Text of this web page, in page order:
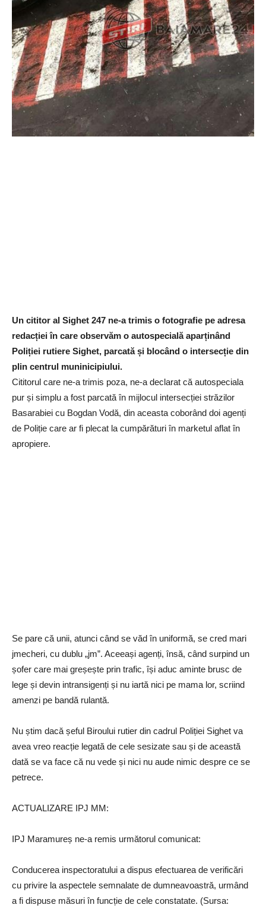
Un cititor al Sighet 247 ne-a trimis o fotografie pe adresa
redacției în care observăm o autospecială aparținând
Poliției rutiere Sighet, parcată și blocând o intersecție din
plin centrul muninicipiului.
Cititorul care ne-a trimis poza, ne-a declarat că autospeciala
pur și simplu a fost parcată în mijlocul intersecției străzilor
Basarabiei cu Bogdan Vodă, din aceasta coborând doi agenți
de Poliție care ar fi plecat la cumpărături în marketul aflat în
apropiere.
Se pare că unii, atunci când se văd în uniformă, se cred mari
jmecheri, cu dublu „jm”. Aceeași agenți, însă, când surpind un
șofer care mai greșește prin trafic, își aduc aminte brusc de
lege și devin intransigenți și nu iartă nici pe mama lor, scriind
amenzi pe bandă rulantă.
Nu știm dacă șeful Biroului rutier din cadrul Poliției Sighet va
avea vreo reacție legată de cele sesizate sau și de această
dată se va face că nu vede și nici nu aude nimic despre ce se
petrece.
ACTUALIZARE IPJ MM:
IPJ Maramureș ne-a remis următorul comunicat:
Conducerea inspectoratului a dispus efectuarea de verificări
cu privire la aspectele semnalate de dumneavoastră, urmând
a fi dispuse măsuri în funcție de cele constatate. (Sursa: